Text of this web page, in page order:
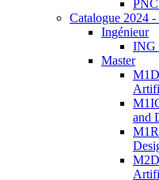
Catalogue 2024 -
Ingénieur
ING
Master
and